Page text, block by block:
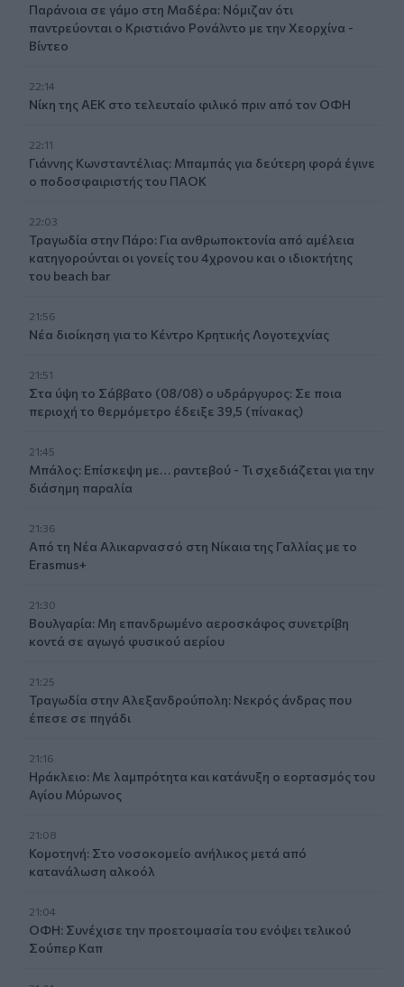
Παράνοια σε γάμο στη Μαδέρα: Νόμιζαν ότι
παντρεύονται ο Κριστιάνο Ρονάλντο με την Χεορχίνα -
Βίντεο
22:14
Nίκη της ΑΕΚ στο τελευταίο φιλικό πριν από τον ΟΦΗ
22:11
Γιάννης Κωνσταντέλιας: Μπαμπάς για δεύτερη φορά έγινε
ο ποδοσφαιριστής του ΠΑΟΚ
22:03
Τραγωδία στην Πάρο: Για ανθρωποκτονία από αμέλεια
κατηγορούνται οι γονείς του 4χρονου και ο ιδιοκτήτης
του beach bar
21:56
Νέα διοίκηση για το Κέντρο Κρητικής Λογοτεχνίας
21:51
Στα ύψη το Σάββατο (08/08) ο υδράργυρος: Σε ποια
περιοχή το θερμόμετρο έδειξε 39,5 (πίνακας)
21:45
Μπάλος: Επίσκεψη με… ραντεβού - Τι σχεδιάζεται για την
διάσημη παραλία
21:36
Από τη Νέα Αλικαρνασσό στη Νίκαια της Γαλλίας με το
Erasmus+
21:30
Βουλγαρία: Μη επανδρωμένο αεροσκάφος συνετρίβη
κοντά σε αγωγό φυσικού αερίου
21:25
Τραγωδία στην Αλεξανδρούπολη: Νεκρός άνδρας που
έπεσε σε πηγάδι
21:16
Ηράκλειο: Με λαμπρότητα και κατάνυξη ο εορτασμός του
Αγίου Μύρωνος
21:08
Κομοτηνή: Στο νοσοκομείο ανήλικος μετά από
κατανάλωση αλκοόλ
21:04
ΟΦΗ: Συνέχισε την προετοιμασία του ενόψει τελικού
Σούπερ Καπ